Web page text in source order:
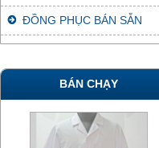
ĐỒNG PHỤC BÁN SẴN
BÁN CHẠY
Đồng phục bác sỹ MC 01